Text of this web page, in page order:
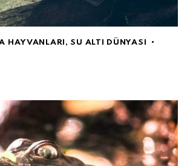
HAYVANLARI ,SU ALTI DÜNYASI